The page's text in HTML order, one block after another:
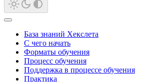
База знаний Хекслета
С чего начать
Форматы обучения
Процесс обучения
Поддержка в процессе обучения
Практика